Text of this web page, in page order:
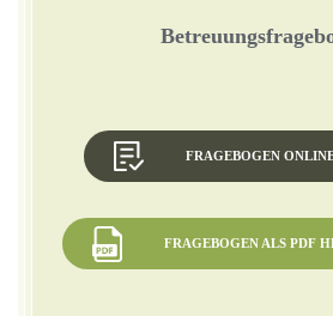
FRAGEBOGEN
FRAGEBOGEN ALS PDF